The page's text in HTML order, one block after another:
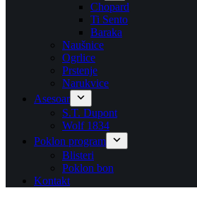
Chopard
Ti Sento
Baraka
Naušnice
Ogrlice
Prstenje
Narukvice
Asesoar
S.T. Dupont
Wolf 1834
Poklon program
Blisteri
Poklon bon
Kontakt